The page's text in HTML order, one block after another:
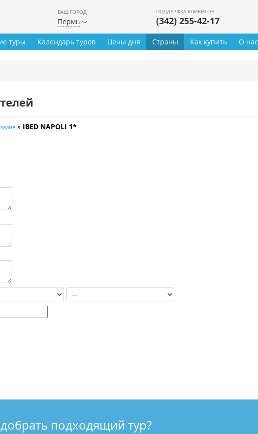
ВАШ ГОРОД
Пермь
ПОДДЕРЖКА КЛИЕНТОВ
(342) 255-42-17
туры Календарь туров Цены дня Страны Как купить О нас
» IBED NAPOLI 1*
подходящий тур?